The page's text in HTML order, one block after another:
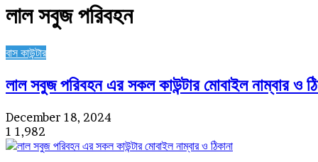
লাল সবুজ পরিবহন
বাস কাউন্টার
লাল সবুজ পরিবহন এর সকল কাউন্টার মোবাইল নাম্বার ও
December 18, 2024
1 1,982